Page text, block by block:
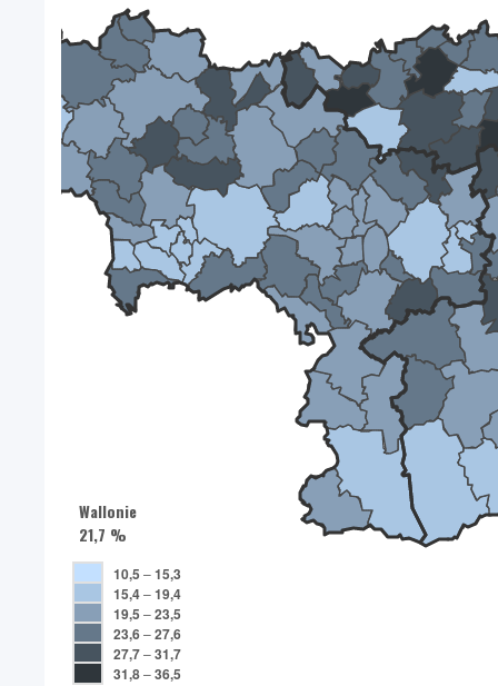
Wallonie
21,7 %
10,5 –15,3
15,4–19,4
19,5 –23,5
23,6–27,6
27,7–31,7
31,8–36,5